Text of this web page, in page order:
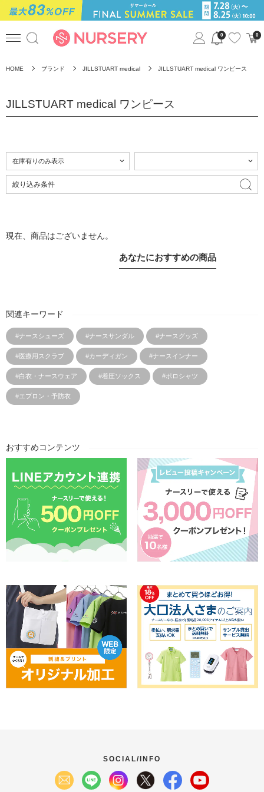
0 0
HOME ブランド JILLSTUART medical JILLSTUART medical ワンピース
JILLSTUART medical ワンピース
絞り込み条件
現在、商品はございません。
あなたにおすすめの商品
関連キーワード
#ナースシューズ #ナースサンダル #ナースグッズ
#医療用スクラブ #カーディガン #ナースインナー
#白衣・ナースウェア #着圧ソックス #ポロシャツ
#エプロン・予防衣
おすすめコンテンツ
SOCIAL/INFO